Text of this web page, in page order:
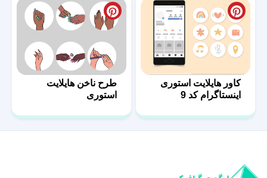
کاور هایلایت استوری
اینستاگرام کد 9
طرح ناخن هایلایت
استوری